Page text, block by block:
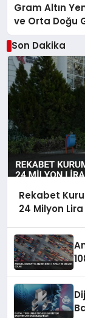
Gram Altın
ve Orta Doğu
Son Dakika
Rekabet
24 Milyon